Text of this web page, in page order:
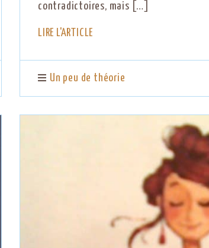
contradictoires, mais […]
LIRE L'ARTICLE
Un peu de théorie